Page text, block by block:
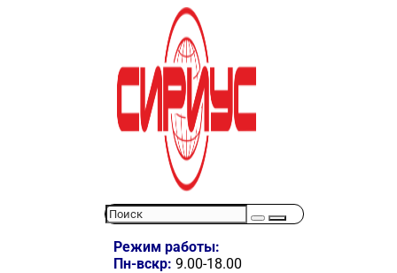
Режим работы:
Пн-вскр: 9.00-18.00